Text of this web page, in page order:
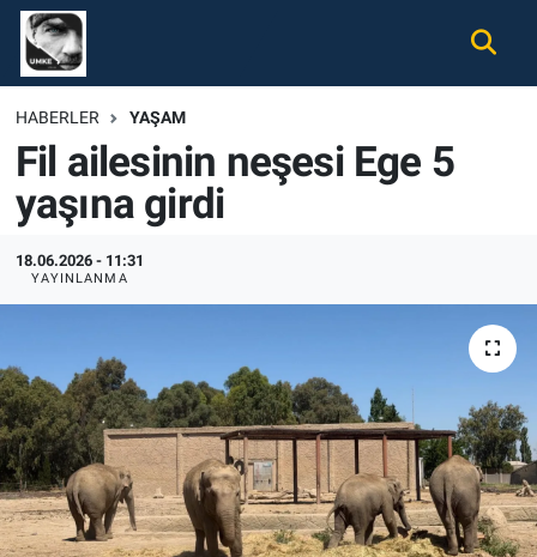
HABERLER YAŞAM
Fil ailesinin neşesi Ege 5
yaşına girdi
18.06.2026 - 11:31
YAYINLANMA
Gündem
Ekonomi
Spor
Magazin
İletişim
Künye
Nöbetçi Eczaneler
Hava Durumu
Namaz Vakitleri
Trafik Durumu
Tüm Manşetler
Son Dakika Haberleri
Haber Arşivi